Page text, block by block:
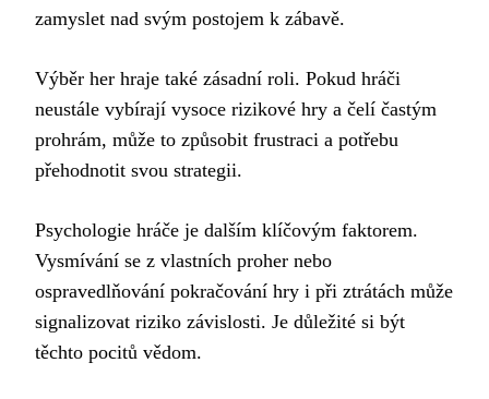
zamyslet nad svým postojem k zábavě.
Výběr her hraje také zásadní roli. Pokud hráči
neustále vybírají vysoce rizikové hry a čelí častým
prohrám, může to způsobit frustraci a potřebu
přehodnotit svou strategii.
Psychologie hráče je dalším klíčovým faktorem.
Vysmívání se z vlastních proher nebo
ospravedlňování pokračování hry i při ztrátách může
signalizovat riziko závislosti. Je důležité si být
těchto pocitů vědom.